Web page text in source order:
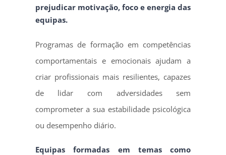
prejudicar motivação, foco e energia das
equipas.
Programas de formação em competências
comportamentais e emocionais ajudam a
criar profissionais mais resilientes, capazes
de lidar com adversidades sem
comprometer a sua estabilidade psicológica
ou desempenho diário.
Equipas formadas em temas como